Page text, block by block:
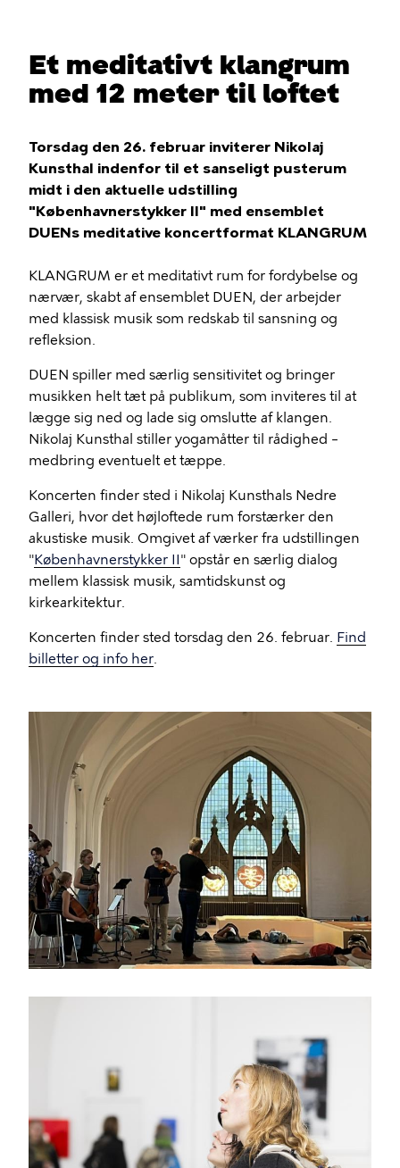
Et meditativt klangrum
med 12 meter til loftet
Torsdag den 26. februar inviterer Nikolaj
Kunsthal indenfor til et sanseligt pusterum
midt i den aktuelle udstilling
"Københavnerstykker II" med ensemblet
DUENs meditative koncertformat KLANGRUM
KLANGRUM er et meditativt rum for fordybelse og
nærvær, skabt af ensemblet DUEN, der arbejder
med klassisk musik som redskab til sansning og
refleksion.
DUEN spiller med særlig sensitivitet og bringer
musikken helt tæt på publikum, som inviteres til at
lægge sig ned og lade sig omslutte af klangen.
Nikolaj Kunsthal stiller yogamåtter til rådighed –
medbring eventuelt et tæppe.
Koncerten finder sted i Nikolaj Kunsthals Nedre
Galleri, hvor det højloftede rum forstærker den
akustiske musik. Omgivet af værker fra udstillingen
"Københavnerstykker II" opstår en særlig dialog
mellem klassisk musik, samtidskunst og
kirkearkitektur.
Koncerten finder sted torsdag den 26. februar. Find
billetter og info her.